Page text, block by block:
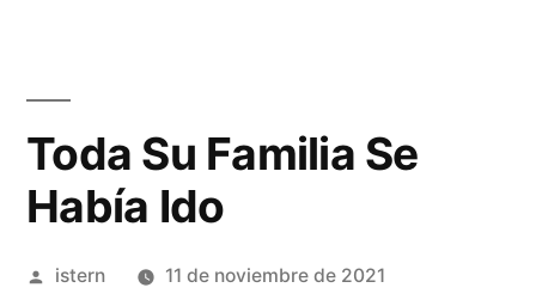
Toda Su Familia Se
Había Ido
Publicado
istern 11 de noviembre de 2021